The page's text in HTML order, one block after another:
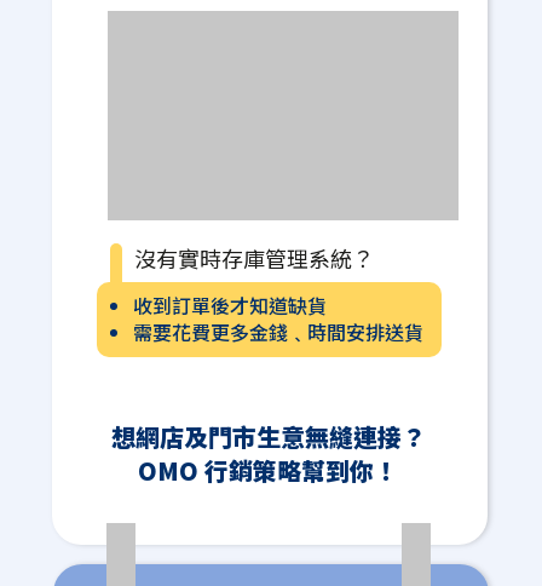
沒有實時存庫管理系統？
收到訂單後才知道缺貨
需要花費更多金錢﹑時間安排送貨
想網店及門市生意無縫連接？
OMO 行銷策略幫到你！